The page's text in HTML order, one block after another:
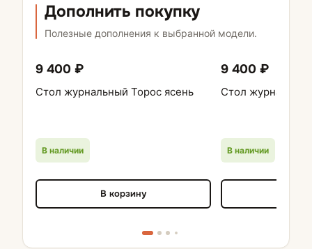
Дополнить покупку
Полезные дополнения к выбранной модели.
9 400 ₽
Стол журнальный Торос ясень
В наличии
В корзину
9 400 ₽
Стол
В наличии